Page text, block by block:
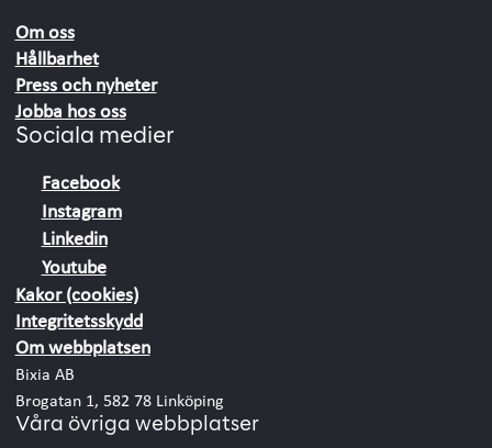
Om oss
Hållbarhet
Press och nyheter
Jobba hos oss
Sociala medier
Facebook
Instagram
Linkedin
Youtube
Kakor (cookies)
Integritetsskydd
Om webbplatsen
Bixia AB
Brogatan 1, 582 78 Linköping
Våra övriga webbplatser